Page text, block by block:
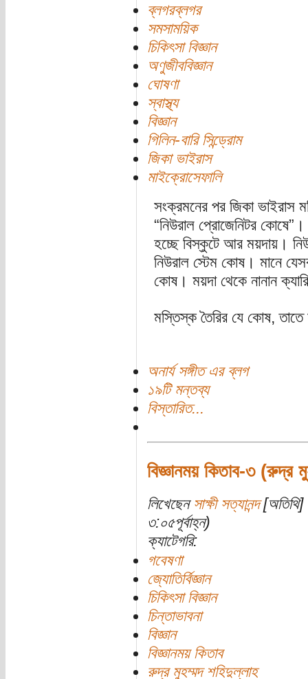
ব্লগরব্লগর
সমসাময়িক
চিকিৎসা বিজ্ঞান
অণুজীববিজ্ঞান
ঘোষণা
স্বাস্থ্য
বিজ্ঞান
গিলিন-বারি সিন্ড্রোম
জিকা ভাইরাস
মাইক্রোসেফালি
সংক্রমনের পর জিকা ভাইরাস
“নিউরাল প্রোজেনিটর
হচ্ছে বিস্কুটে আর ময়দায়।
নিউরাল স্টেম কোষ। মানে
কোষ। ময়দা থেকে নানান
মস্তিস্ক তৈরির যে কোষ, তাতে
অনার্য সঙ্গীত এর ব্লগ
১৯টি মন্তব্য
বিস্তারিত...
বিজ্ঞানময় কিতাব-৩ (রুদ্র
লিখেছেন সাক্ষী সত্যানন্দ[অতিথি]
৩:০৫পূর্বাহ্ন)
ক্যাটেগরি:
গবেষণা
জ্যোতির্বিজ্ঞান
চিকিৎসা বিজ্ঞান
চিন্তাভাবনা
বিজ্ঞান
বিজ্ঞানময় কিতাব
রুদ্র মুহম্মদ শহিদুল্লাহ